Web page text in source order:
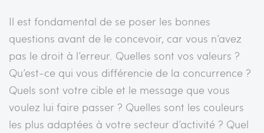
Il est fondamental de se poser les bonnes
questions avant de le concevoir, car vous n’avez
pas le droit à l’erreur. Quelles sont vos valeurs ?
Qu’est-ce qui vous différencie de la concurrence ?
Quels sont votre cible et le message que vous
voulez lui faire passer ? Quelles sont les couleurs
les plus adaptées à votre secteur d’activité ? Quel